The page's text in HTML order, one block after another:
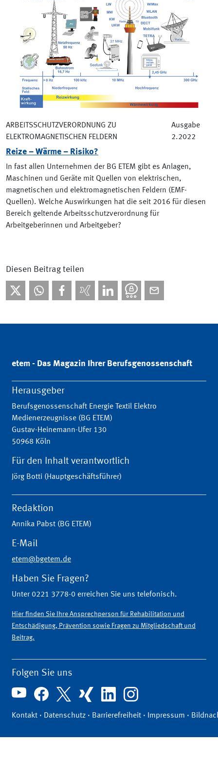
ARBEITSSCHUTZVERORDNUNG ZU
ELEKTROMAGNETISCHEN FELDERN
Ausgabe
2.2022
Reize – Wärme – Risiko?
In fast allen Unternehmen der BG ETEM gibt es Anlagen,
Maschinen und Geräte mit Quellen von elektrischen,
magnetischen und elektromagnetischen Feldern (EMF-
Quellen). Welche Auswirkungen hat die seit 2016 für diesen
Bereich geltende Arbeitsschutzverordnung für
Arbeitgeberinnen und Arbeitgeber?
Diesen Beitrag teilen
etem - Das Magazin Ihrer Berufsgenossenschaft
Herausgeber
Berufsgenossenschaft Energie Textil Elektro
Medienerzeugnisse (BG ETEM)
Gustav-Heinemann-Ufer 130
50968 Köln
Für den Inhalt verantwortlich
Jörg Botti (Hauptgeschäftsführer)
Redaktion
Annika Pabst (BG ETEM)
E-Mail
etem@bgetem.de
Haben Sie Fragen?
Unter 0221 3778-0 erreichen Sie uns telefonisch.
Hier finden Sie Ihre Ansprechperson für Rehabilitation und
Entschädigung, Prävention sowie Fragen zu Mitgliedschaft und
Beitrag.
Folgen Sie uns
Kontakt · Datenschutz · Barrierefreiheit · Impressum ·